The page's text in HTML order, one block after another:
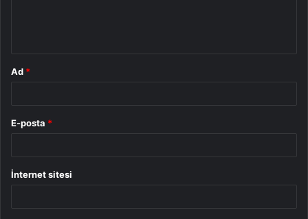
Ad *
E-posta *
İnternet sitesi